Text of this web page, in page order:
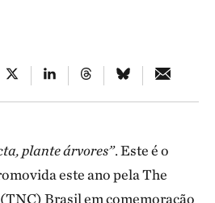
plante árvores”. Este é o
este ano pela The
Brasil em comemoração